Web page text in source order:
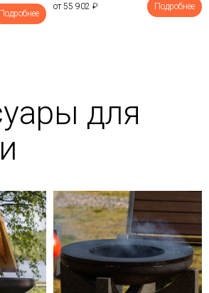
Подробнее
от 55 902 ₽ Подробнее
для